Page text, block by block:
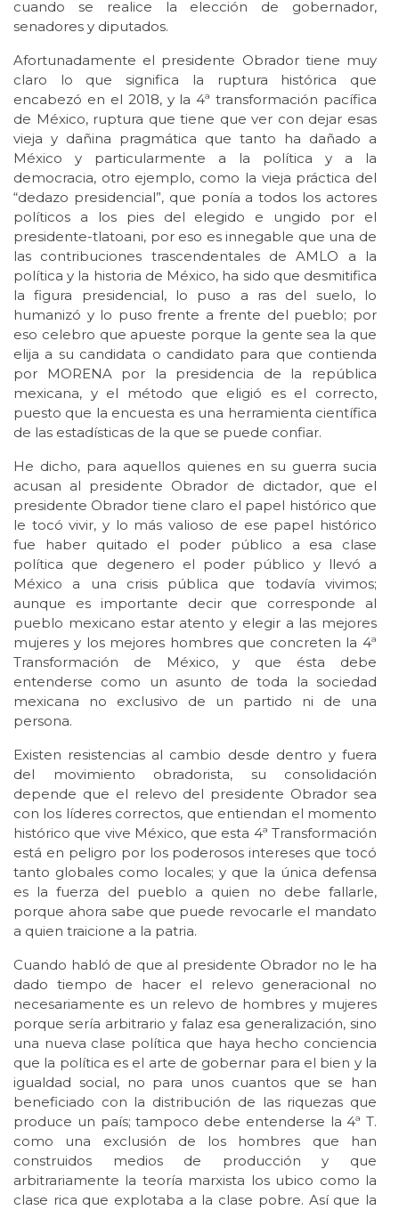
cuando se realice la elección de gobernador,
senadores y diputados.
Afortunadamente el presidente Obrador tiene muy
claro lo que significa la ruptura histórica que
encabezó en el 2018, y la 4ª transformación pacífica
de México, ruptura que tiene que ver con dejar esas
vieja y dañina pragmática que tanto ha dañado a
México y particularmente a la política y a la
democracia, otro ejemplo, como la vieja práctica del
“dedazo presidencial”, que ponía a todos los actores
políticos a los pies del elegido e ungido por el
presidente-tlatoani, por eso es innegable que una de
las contribuciones trascendentales de AMLO a la
política y la historia de México, ha sido que desmitifica
la figura presidencial, lo puso a ras del suelo, lo
humanizó y lo puso frente a frente del pueblo; por
eso celebro que apueste porque la gente sea la que
elija a su candidata o candidato para que contienda
por MORENA por la presidencia de la república
mexicana, y el método que eligió es el correcto,
puesto que la encuesta es una herramienta científica
de las estadísticas de la que se puede confiar.
He dicho, para aquellos quienes en su guerra sucia
acusan al presidente Obrador de dictador, que el
presidente Obrador tiene claro el papel histórico que
le tocó vivir, y lo más valioso de ese papel histórico
fue haber quitado el poder público a esa clase
política que degenero el poder público y llevó a
México a una crisis pública que todavía vivimos;
aunque es importante decir que corresponde al
pueblo mexicano estar atento y elegir a las mejores
mujeres y los mejores hombres que concreten la 4ª
Transformación de México, y que ésta debe
entenderse como un asunto de toda la sociedad
mexicana no exclusivo de un partido ni de una
persona.
Existen resistencias al cambio desde dentro y fuera
del movimiento obradorista, su consolidación
depende que el relevo del presidente Obrador sea
con los líderes correctos, que entiendan el momento
histórico que vive México, que esta 4ª Transformación
está en peligro por los poderosos intereses que tocó
tanto globales como locales; y que la única defensa
es la fuerza del pueblo a quien no debe fallarle,
porque ahora sabe que puede revocarle el mandato
a quien traicione a la patria.
Cuando habló de que al presidente Obrador no le ha
dado tiempo de hacer el relevo generacional no
necesariamente es un relevo de hombres y mujeres
porque sería arbitrario y falaz esa generalización, sino
una nueva clase política que haya hecho conciencia
que la política es el arte de gobernar para el bien y la
igualdad social, no para unos cuantos que se han
beneficiado con la distribución de las riquezas que
produce un país; tampoco debe entenderse la 4ª T.
como una exclusión de los hombres que han
construidos medios de producción y que
arbitrariamente la teoría marxista los ubico como la
clase rica que explotaba a la clase pobre. Así que la